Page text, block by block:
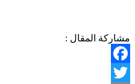
مشاركة المقال :
Facebook